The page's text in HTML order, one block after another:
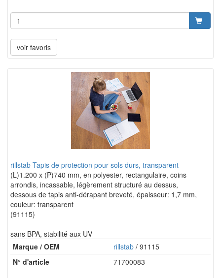
voir favoris
rillstab Tapis de protection pour sols durs, transparent
(L)1.200 x (P)740 mm, en polyester, rectangulaire, coins
arrondis, incassable, légèrement structuré au dessus,
dessous de tapis anti-dérapant breveté, épaisseur: 1,7 mm,
couleur: transparent
(91115)
sans BPA, stabilité aux UV
Marque / OEM
rillstab / 91115
N° d'article
71700083